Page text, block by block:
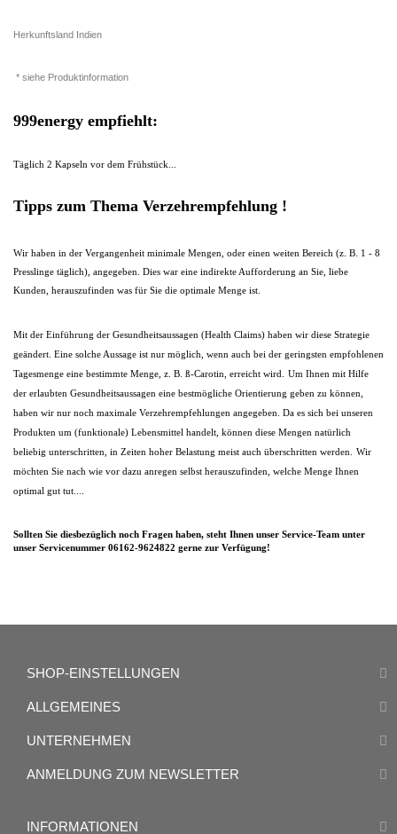
Herkunftsland Indien
* siehe Produktinformation
999energy empfiehlt:
Täglich 2 Kapseln vor dem Frühstück...
Tipps zum Thema Verzehrempfehlung !
Wir haben in der Vergangenheit minimale Mengen, oder einen weiten Bereich (z. B. 1 - 8
Presslinge täglich), angegeben. Dies war eine indirekte Aufforderung an Sie, liebe
Kunden, herauszufinden was für Sie die optimale Menge ist.
Mit der Einführung der Gesundheitsaussagen (Health Claims) haben wir diese Strategie
geändert. Eine solche Aussage ist nur möglich, wenn auch bei der geringsten empfohlenen
Tagesmenge eine bestimmte Menge, z. B. ß-Carotin, erreicht wird.
Um Ihnen mit Hilfe
der erlaubten Gesundheitsaussagen eine bestmögliche Orientierung geben zu können,
haben wir nur noch maximale Verzehrempfehlungen angegeben. Da es sich bei unseren
Produkten um (funktionale) Lebensmittel handelt, können diese Mengen natürlich
beliebig unterschritten, in Zeiten hoher Belastung meist auch überschritten werden.
Wir
möchten Sie nach wie vor dazu anregen selbst herauszufinden, welche Menge Ihnen
optimal gut tut....
Sollten Sie diesbezüglich noch Fragen haben, steht Ihnen unser Service-Team unter
unser Servicenummer 06162-9624822 gerne zur Verfügung!
SHOP-EINSTELLUNGEN
ALLGEMEINES
UNTERNEHMEN
ANMELDUNG ZUM NEWSLETTER
INFORMATIONEN